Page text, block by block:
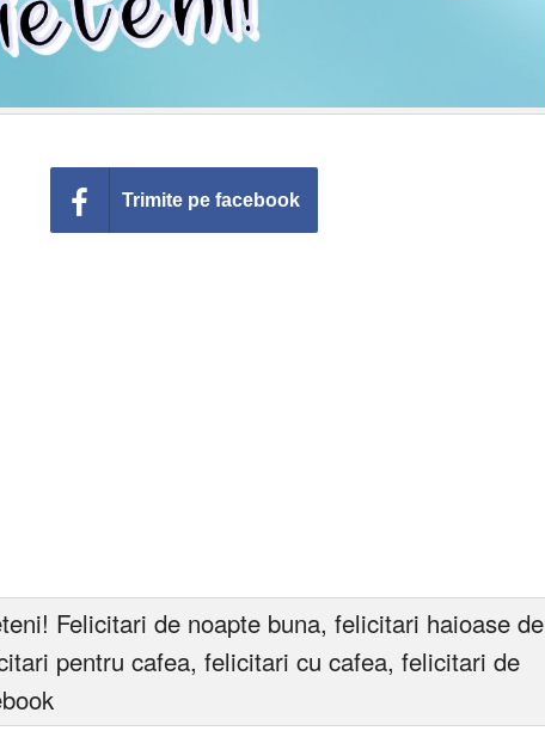
Trimite pe facebook
Felicitari de noapte buna, felicitari haioase de
pentru cafea, felicitari cu cafea, felicitari de